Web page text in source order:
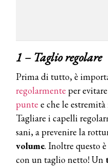
1 – Taglio regolare
Prima di tutto, è
regolarmente per
punte e che le
Tagliare i capelli
sani, a prevenire la
volume. Inoltre questo
con un taglio netto! Un